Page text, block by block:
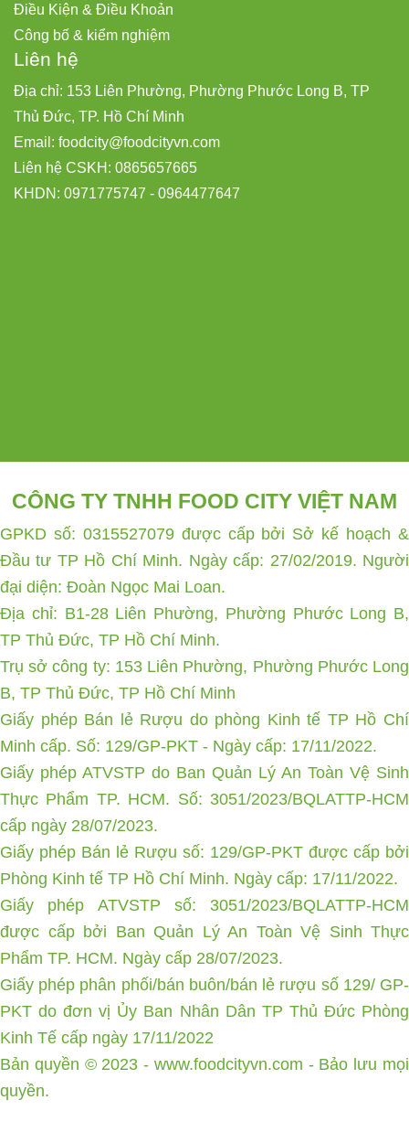
Điều Kiện & Điều Khoản
Công bố & kiểm nghiệm
Liên hệ
Địa chỉ: 153 Liên Phường, Phường Phước Long B, TP
Thủ Đức, TP. Hồ Chí Minh
Email: foodcity@foodcityvn.com
Liên hệ CSKH: 0865657665
KHDN: 0971775747 - 0964477647
CÔNG TY TNHH FOOD CITY VIỆT NAM
GPKD số: 0315527079 được cấp bởi Sở kế hoạch &
Đầu tư TP Hồ Chí Minh. Ngày cấp: 27/02/2019. Người
đại diện: Đoàn Ngọc Mai Loan.
Địa chỉ: B1-28 Liên Phường, Phường Phước Long B,
TP Thủ Đức, TP Hồ Chí Minh.
Trụ sở công ty: 153 Liên Phường, Phường Phước Long
B, TP Thủ Đức, TP Hồ Chí Minh
Giấy phép Bán lẻ Rượu do phòng Kinh tế TP Hồ Chí
Minh cấp. Số: 129/GP-PKT - Ngày cấp: 17/11/2022.
Giấy phép ATVSTP do Ban Quản Lý An Toàn Vệ Sinh
Thực Phẩm TP. HCM. Số: 3051/2023/BQLATTP-HCM
cấp ngày 28/07/2023.
Giấy phép Bán lẻ Rượu số: 129/GP-PKT được cấp bởi
Phòng Kinh tế TP Hồ Chí Minh. Ngày cấp: 17/11/2022.
Giấy phép ATVSTP số: 3051/2023/BQLATTP-HCM
được cấp bởi Ban Quản Lý An Toàn Vệ Sinh Thực
Phẩm TP. HCM. Ngày cấp 28/07/2023.
Giấy phép phân phối/bán buôn/bán lẻ rượu số 129/ GP-
PKT do đơn vị Ủy Ban Nhân Dân TP Thủ Đức Phòng
Kinh Tế cấp ngày 17/11/2022
Bản quyền © 2023 - www.foodcityvn.com - Bảo lưu mọi
quyền.